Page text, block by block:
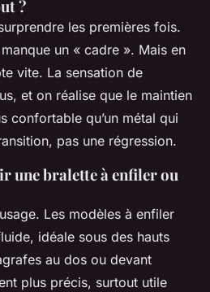
?
les premières fois.
manque un « cadre ». Mais en
vite. La sensation de
et on réalise que le maintien
confortable qu’un métal qui
pas une régression.
une bralette à enfiler ou
Les modèles à enfiler
idéale sous des hauts
au dos ou devant
plus précis, surtout utile